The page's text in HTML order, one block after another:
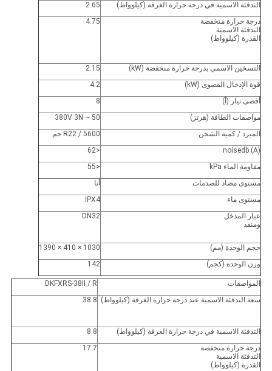
التدفئة الاسمية في درجة حرارة الغرفة (كيلوواط)
2.65
درجة حرارة منخفضة
التدفئة الاسمية
القدرة (كيلوواط)
4.75
التسخين الاسمي بدرجة حرارة منخفضة (kW)
2.15
قوة الإدخال القصوى (kW)
4.2
أقصى تيار (أ)
8
مواصفات الطاقة (هرتز)
380V 3N ~ 50
المبرد / كمية الشحن
R22 / 5600 جم
noisedb (A)
<62
مقاومة الماء kPa
<55
مستوى مضاد للصدمات
أنا
مستوى ماء
IPX4
عيار المدخل
ومنفذ
DN32
حجم الوحدة (مم)
1030 × 410 × 1390
وزن الوحدة (كجم)
142
المواصفات
DKFXRS-38II / R.
سعة التدفئة الاسمية عند درجة حرارة الغرفة (كيلوواط) 38.8
التدفئة الاسمية في درجة حرارة الغرفة (كيلوواط)
8.8
درجة حرارة منخفضة
التدفئة الاسمية
القدرة (كيلوواط)
17.7